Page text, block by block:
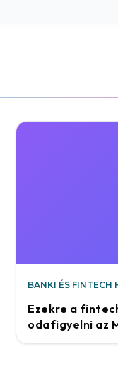
BANKI ÉS FINTECH
Ezekre a
odafigyelni az